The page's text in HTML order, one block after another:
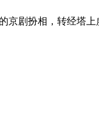
京剧扮相，转经